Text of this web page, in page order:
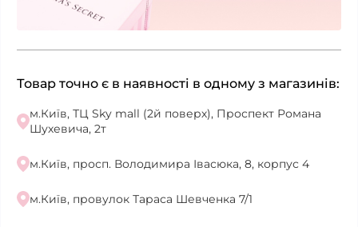
Товар точно є в наявності в одному з магазинів:
м.Київ, ТЦ Sky mall (2й поверх), Проспект Романа
Шухевича, 2т
м.Київ, просп. Володимира Івасюка, 8, корпус 4
м.Київ, провулок Тараса Шевченка 7/1